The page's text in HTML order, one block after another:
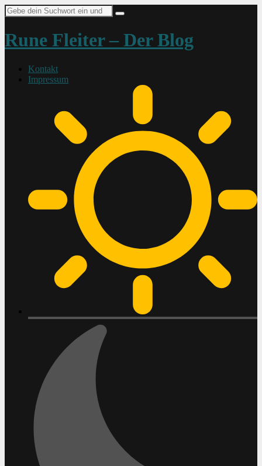
Suche
nach:
Rune Fleiter – Der Blog
Kontakt
Impressum